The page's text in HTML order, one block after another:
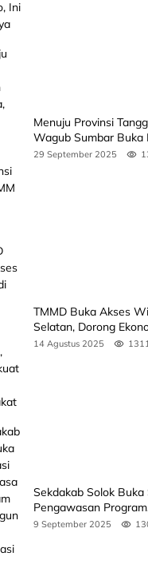
Menuju Provinsi
Wagub Sumbar Buka
3rd ICDMM 2025 di
29 September 2025
TMMD Buka Akses
Selatan, Dorong
Perkuat Peran
14 Agustus 2025
Sekdakab Solok Buka
Pengawasan Program
Pembangunan
9 September 2025